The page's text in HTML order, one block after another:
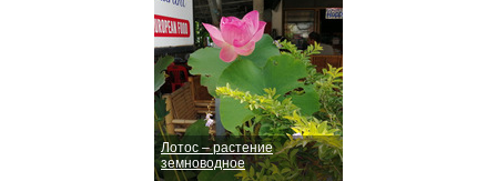
Лотос – растение
земноводное